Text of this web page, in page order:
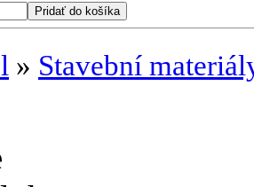
» Stavební